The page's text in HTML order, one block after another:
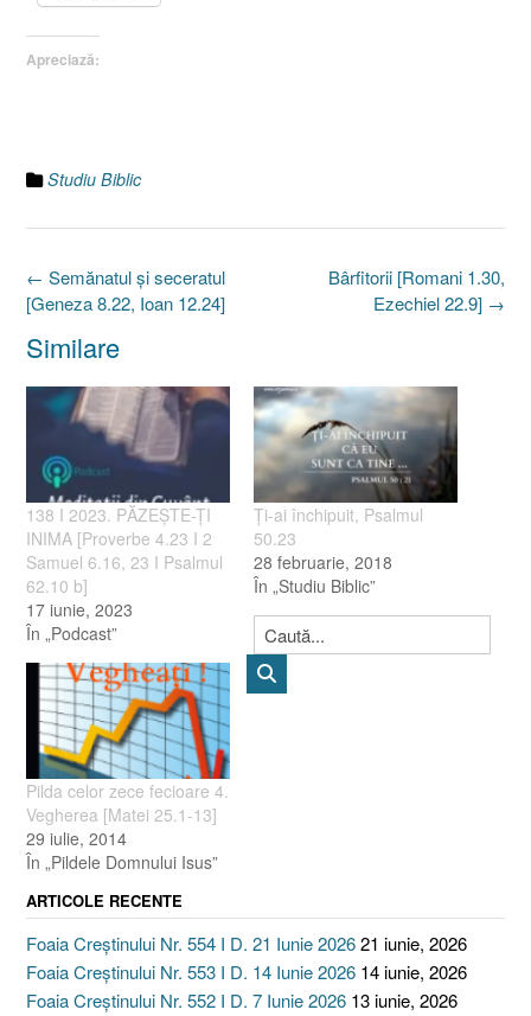
Apreciază:
Studiu Biblic
Post
navigation
Bârfitorii [Romani 1.30,
Ezechiel 22.9] →
← Semănatul şi seceratul
[Geneza 8.22, Ioan 12.24]
Similare
138 I 2023. PĂZEȘTE-ȚI
INIMA [Proverbe 4.23 I 2
Samuel 6.16, 23 I Psalmul
62.10 b]
17 iunie, 2023
În „Podcast”
Ţi-ai închipuit, Psalmul
50.23
28 februarie, 2018
În „Studiu Biblic”
Pilda celor zece fecioare 4.
Vegherea [Matei 25.1-13]
29 iulie, 2014
În „Pildele Domnului Isus”
ARTICOLE RECENTE
Foaia Creștinului Nr. 554 I D. 21 Iunie 202621 iunie, 2026
Foaia Creștinului Nr. 553 I D. 14 Iunie 2026 14 iunie, 2026
Foaia Creștinului Nr. 552 I D. 7 Iunie 2026 13 iunie, 2026